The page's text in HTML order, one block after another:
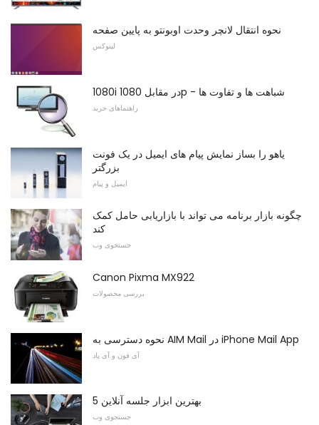
نحوه انتقال لانچر وحدت اوبونتو به پایین صفحه
لینوکس
1080i در مقابل 1080p - شباهت ها و تفاوت ها
راهنماهای خرید
یاهو را بساز نمایش پیام های ایمیل در یک فونت
بزرگتر
ایمیل و پیام
چگونه بازار برنامه می تواند با بازاریابی حامل کمک
کند
جستجوی وب
Canon Pixma MX922
بررسی محصولات
نحوه دسترسی به AIM Mail در iPhone Mail App
آی فون و آی پاد
5 بهترین ابزار جلسه آنلاین
جستجوی وب